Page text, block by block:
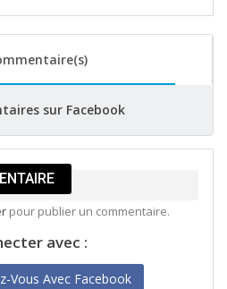
sur Facebook
pour publier un commentaire.
avec :
Vous Avec Facebook